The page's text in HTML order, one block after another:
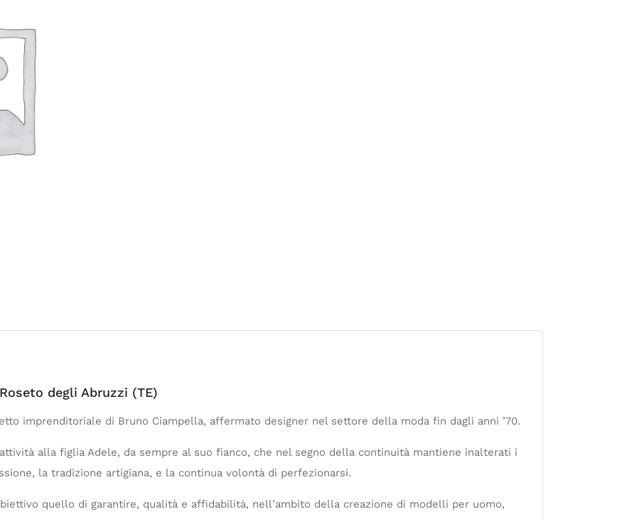
degli Abruzzi (TE)
imprenditoriale di Bruno Ciampella, affermato designer nel settore della moda fin dagli anni ’70.
alla figlia Adele, da sempre al suo fianco, che nel segno della continuità mantiene inalterati i
la tradizione artigiana, e la continua volontà di perfezionarsi.
quello di garantire, qualità e affidabilità, nell’ambito della creazione di modelli per uomo,